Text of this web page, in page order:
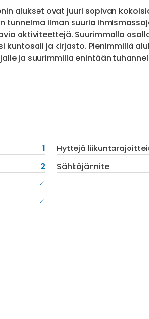
alukset ovat juuri sopivan
tunnelma ilman suuria
aktiviteettejä. Suurimmalla
kuntosali ja kirjasto. Pienimmillä
ja suurimmilla enintään
1
2
Hyttejä
Sähköjännite